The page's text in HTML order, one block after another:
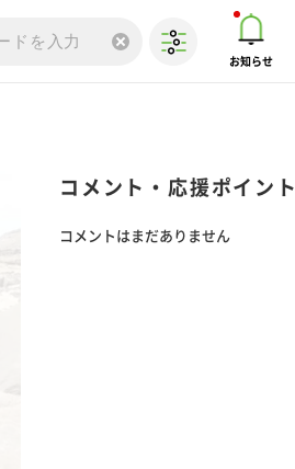
お知らせ
コメント・応援ポイント
コメントはまだありません